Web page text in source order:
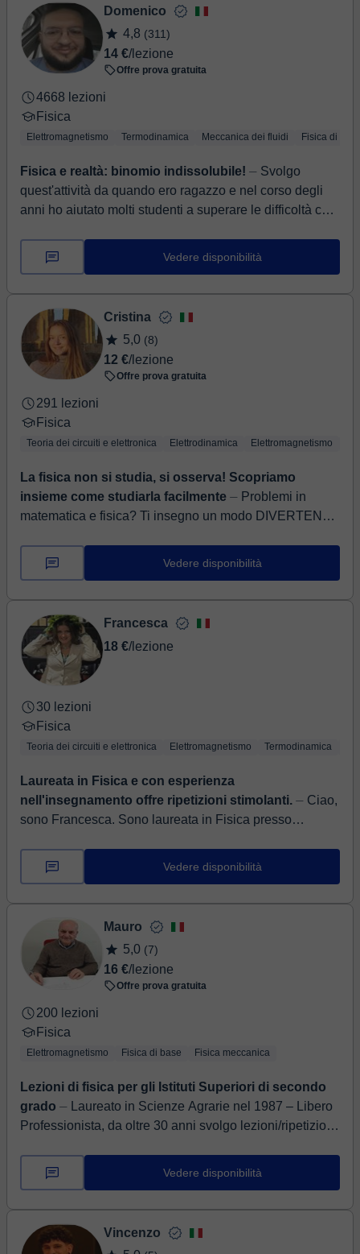
Domenico
4,8 (311)
14 €/lezione
Offre prova gratuita
4668 lezioni
Fisica
Elettromagnetismo Termodinamica Meccanica dei fluidi Fisica di
Fisica e realtà: binomio indissolubile! ⏤ Svolgo
quest'attività da quando ero ragazzo e nel corso degli
anni ho aiutato molti studenti a superare le difficoltà che
Vedere disponibilità
Cristina
5,0 (8)
12 €/lezione
Offre prova gratuita
291 lezioni
Fisica
Teoria dei circuiti e elettronica Elettrodinamica Elettromagnetismo
La fisica non si studia, si osserva! Scopriamo
insieme come studiarla facilmente ⏤ Problemi in
matematica e fisica? Ti insegno un modo DIVERTENTE
risolve i problemi nello studio c...
Vedere disponibilità
Francesca
18 €/lezione
30 lezioni
Fisica
Teoria dei circuiti e elettronica Elettromagnetismo Termodinamica
Laureata in Fisica e con esperienza
nell'insegnamento offre ripetizioni stimolanti. ⏤ Ciao,
sono Francesca. Sono laureata in Fisica presso
doppio diploma francese ESABAC, ma sono se...
Vedere disponibilità
Mauro
5,0 (7)
16 €/lezione
Offre prova gratuita
200 lezioni
Fisica
Elettromagnetismo Fisica di base Fisica meccanica
Lezioni di fisica per gli Istituti Superiori di secondo
grado ⏤ Laureato in Scienze Agrarie nel 1987 – Libero
Professionista, da oltre 30 anni svolgo lezioni/ripetizioni
Vedere disponibilità
Vincenzo